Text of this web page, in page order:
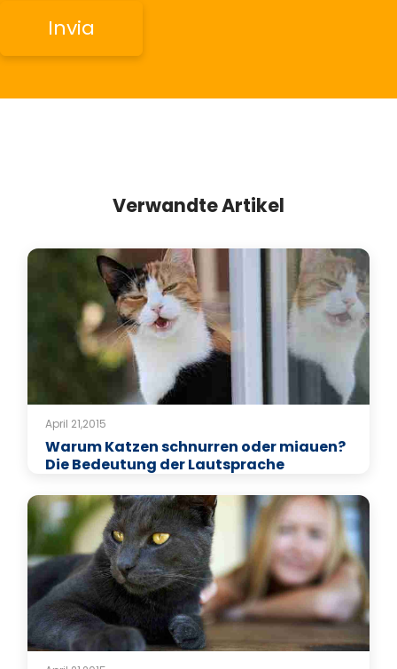
Verwandte Artikel
April 21,2015
Warum Katzen schnurren oder miauen?
Die Bedeutung der Lautsprache